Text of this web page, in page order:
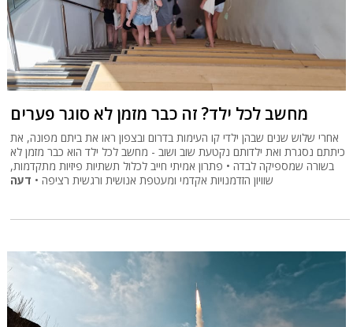
מחשב לכל ילד? זה כבר מזמן לא סוגר פערים
אחרי שלוש שנים שבהן ילדי קו העימות בדרום ובצפון ראו את ביתם מפונה, את
כיתתם נסגרת ואת ילדותם נקטעת שוב ושוב - מחשב לכל ילד הוא כבר מזמן לא
בשורה שמספיקה לבדה • פתרון אמיתי חייב לכלול תשתיות פיזיות מתקדמות,
שוויון הזדמנויות אקדמי ומעטפת אנושית ורגשית רציפה • דעה